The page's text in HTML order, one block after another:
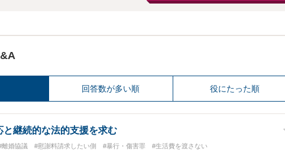
回答数が多い順 役にたった順
と継続的な法的支援を求む
離婚協議 #慰謝料請求したい側 #暴行・傷害罪 #生活費を渡さない